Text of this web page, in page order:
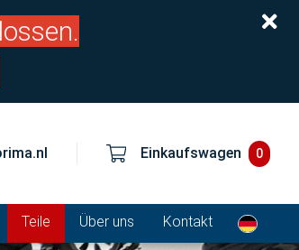
Einkaufswagen 0
Teile Über uns Kontakt